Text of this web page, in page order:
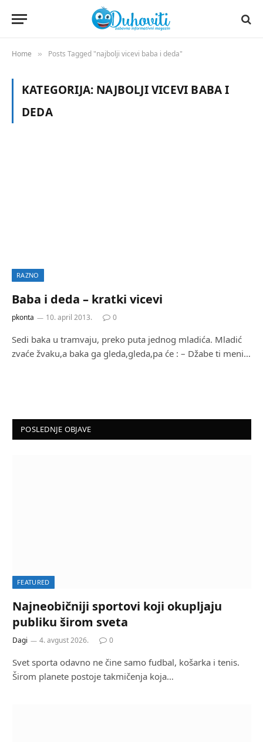
Home » Posts Tagged "najbolji vicevi baba i deda"
KATEGORIJA: NAJBOLJI VICEVI BABA I
DEDA
RAZNO
Baba i deda – kratki vicevi
pkonta 10. april 2013. 0
Sedi baka u tramvaju, preko puta jednog mladića. Mladić
zvaće žvaku,a baka ga gleda,gleda,pa će : – Džabe ti meni…
POSLEDNJE OBJAVE
FEATURED
Najneobičniji sportovi koji okupljaju
publiku širom sveta
Dagi 4. avgust 2026. 0
Svet sporta odavno ne čine samo fudbal, košarka i tenis.
Širom planete postoje takmičenja koja…